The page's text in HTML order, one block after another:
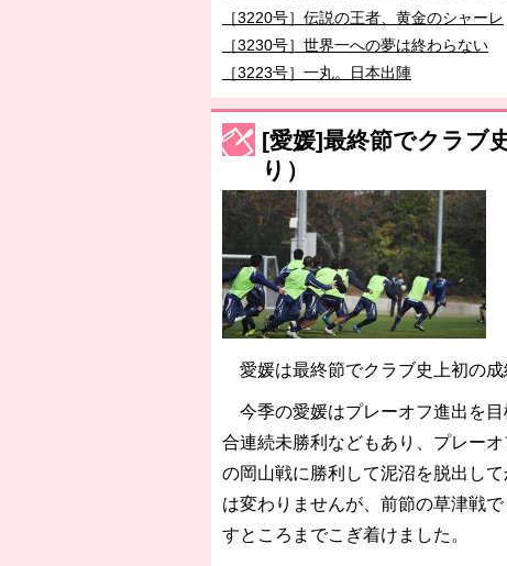
［3220号］伝説の王者、黄金のシャーレ
［3230号］世界一への夢は終わらない
［3223号］一丸。日本出陣
［3222号］史上最大のW杯開幕 注目は
長谷川 アーリアジャスールさんがシン
[愛媛]最終節でクラブ
り）
愛媛は最終節でクラブ史上初の成
今季の愛媛はプレーオフ進出を
合連続未勝利などもあり、プレー
の岡山戦に勝利して泥沼を脱出し
は変わりませんが、前節の草津戦
すところまでこぎ着けました。